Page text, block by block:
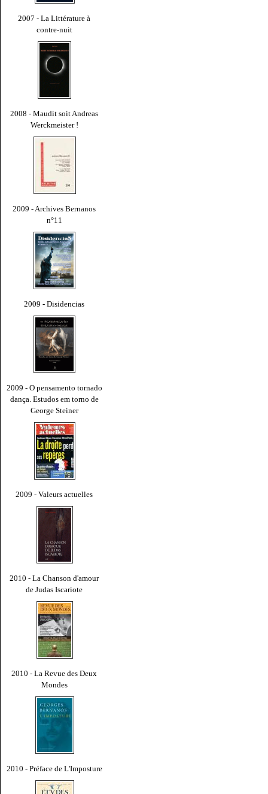
2007 - La Littérature à
contre-nuit
2008 - Maudit soit Andreas
Werckmeister !
2009 - Archives Bernanos
n°11
2009 - Disidencias
2009 - O pensamento tornado
dança. Estudos em torno de
George Steiner
2009 - Valeurs actuelles
2010 - La Chanson d'amour
de Judas Iscariote
2010 - La Revue des Deux
Mondes
2010 - Préface de L'Imposture